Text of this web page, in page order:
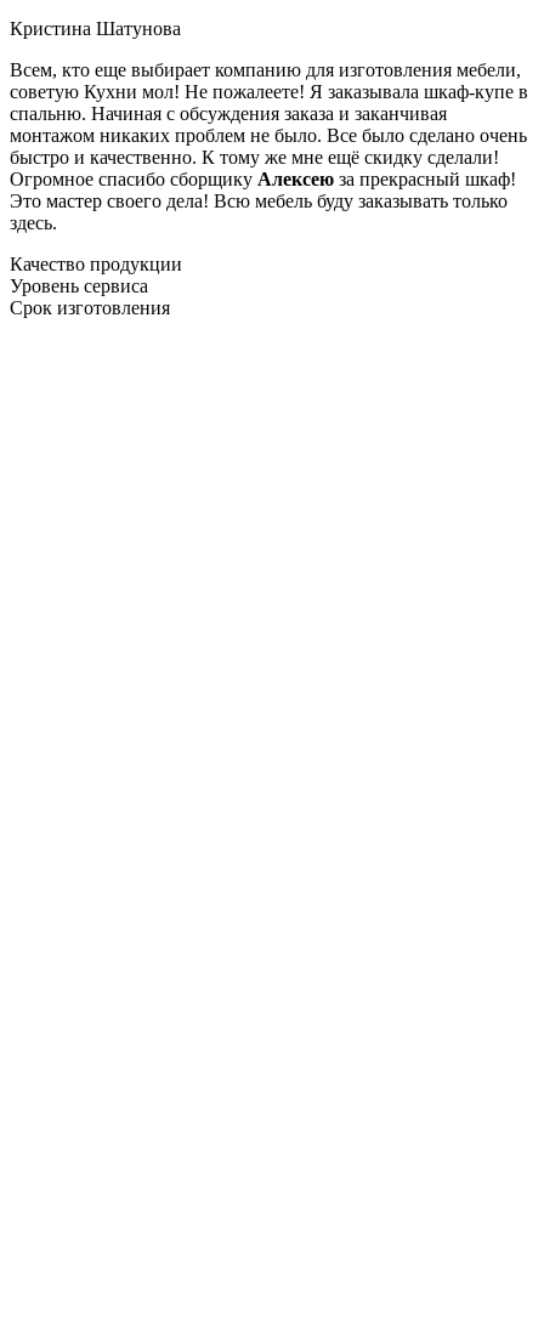
Кристина Шатунова
Всем, кто еще выбирает компанию для изготовления мебели,
советую Кухни мол! Не пожалеете! Я заказывала шкаф-купе в
спальню. Начиная с обсуждения заказа и заканчивая
монтажом никаких проблем не было. Все было сделано очень
быстро и качественно. К тому же мне ещё скидку сделали!
Огромное спасибо сборщику Алексею за прекрасный шкаф!
Это мастер своего дела! Всю мебель буду заказывать только
здесь.
Качество продукции
Уровень сервиса
Срок изготовления